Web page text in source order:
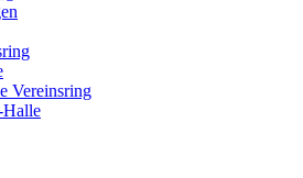
Vereinsring